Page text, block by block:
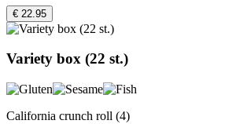
€ 22.95
Variety box (22 st.)
California crunch roll (4)